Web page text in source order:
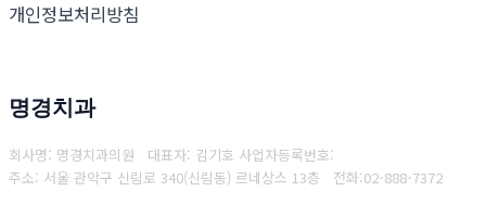
개인정보처리방침
명경치과
회사명: 명경치과의원 대표자: 김기호 사업자등록번호:
주소: 서울 관악구 신림로 340(신림동) 르네상스 13층 전화:02-888-7372